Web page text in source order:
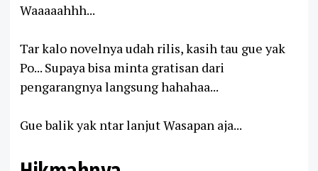
Waaaaahhh...
Tar kalo novelnya udah rilis, kasih tau gue yak
Po... Supaya bisa minta gratisan dari
pengarangnya langsung hahahaa...
Gue balik yak ntar lanjut Wasapan aja...